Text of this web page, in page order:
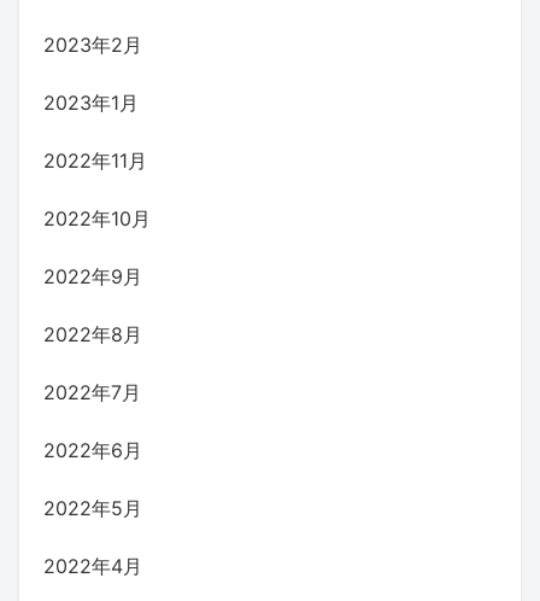
2023年2月
2023年1月
2022年11月
2022年10月
2022年9月
2022年8月
2022年7月
2022年6月
2022年5月
2022年4月